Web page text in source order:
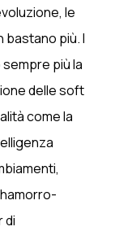
le
più. I
più la
delle soft
come la
di